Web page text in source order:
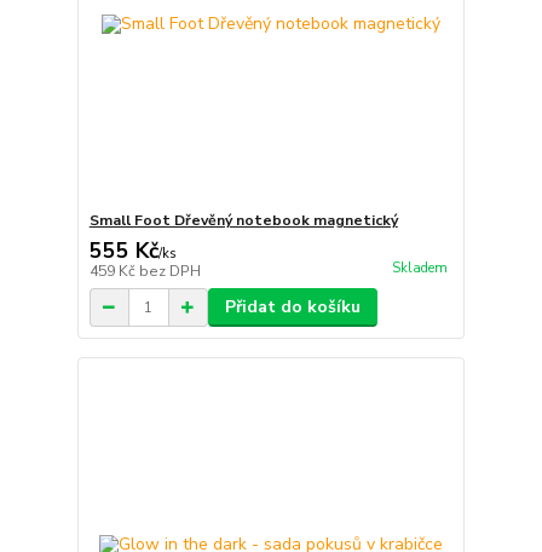
Small Foot Dřevěný notebook magnetický
555 Kč/ks
459 Kč bez DPH Skladem
Přidat do košíku